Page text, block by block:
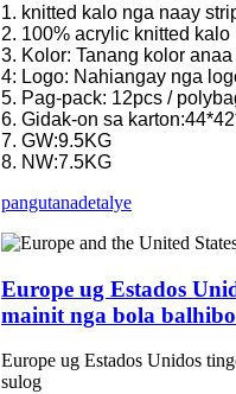
1. knitted kalo nga naay
2. 100% acrylic knitted kalo
3. Kolor: Tanang kolor anaa
4: Logo: Nahiangay nga
5. Pag-pack: 12pcs /
6. Gidak-on sa
7. GW:9.5KG
8. NW:7.5KG
pangutanadetalye
Europe ug Estados
mainit nga bola
Europe ug Estados Unidos
sulog